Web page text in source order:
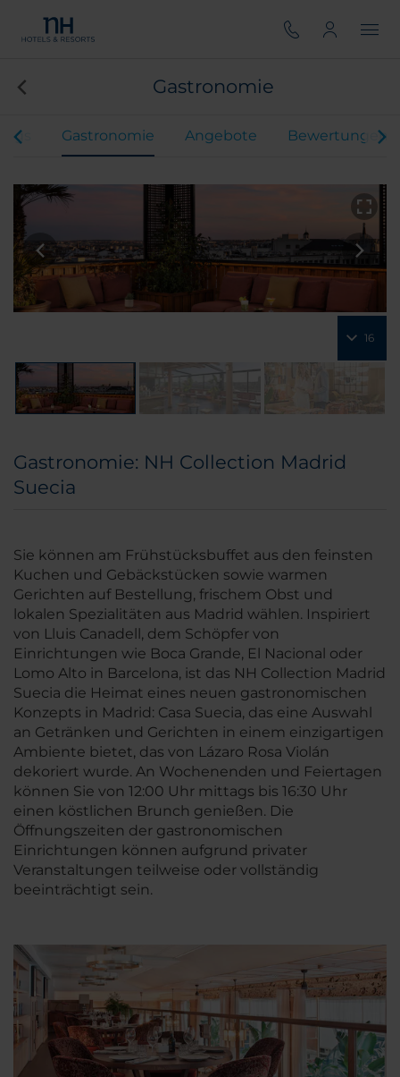
Gastronomie
Gastronomie Angebote Bewertungen
16
Gastronomie: NH Collection Madrid
Suecia
Sie können am Frühstücksbuffet aus den feinsten
Kuchen und Gebäckstücken sowie warmen
Gerichten auf Bestellung, frischem Obst und
lokalen Spezialitäten aus Madrid wählen. Inspiriert
von Lluis Canadell, dem Schöpfer von
Einrichtungen wie Boca Grande, El Nacional oder
Lomo Alto in Barcelona, ist das NH Collection Madrid
Suecia die Heimat eines neuen gastronomischen
Konzepts in Madrid: Casa Suecia, das eine Auswahl
an Getränken und Gerichten in einem einzigartigen
Ambiente bietet, das von Lázaro Rosa Violán
dekoriert wurde. An Wochenenden und Feiertagen
können Sie von 12:00 Uhr mittags bis 16:30 Uhr
einen köstlichen Brunch genießen. Die
Öffnungszeiten der gastronomischen
Einrichtungen können aufgrund privater
Veranstaltungen teilweise oder vollständig
beeinträchtigt sein.